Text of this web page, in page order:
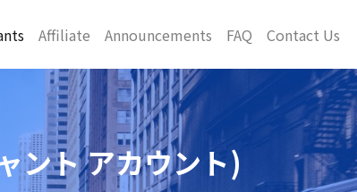
Affiliate Announcements FAQ Contact Us
ント アカウント)